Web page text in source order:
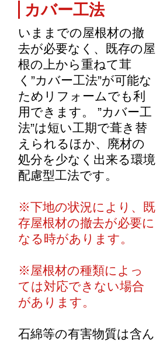
カバー工法
いままでの屋根材の撤
去が必要なく、既存の屋
根の上から重ねて茸
く”カバー工法”が可能な
ためリフォームでも利
用できます。 ”カバー工
法”は短い工期で葺き替
えられるほか、廃材の
処分を少なく出来る環境
配慮型工法です。
※下地の状況により、既
存屋根材の撤去が必要に
なる時があります。
※屋根材の種類によっ
ては対応できない場合
があります。
石綿等の有害物質は含ん